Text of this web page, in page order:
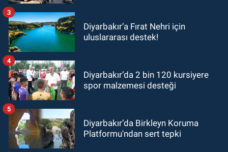
Diyarbakır’a Fırat Nehri için
uluslararası destek!
3
Diyarbakır’da 2 bin 120 kursiyere
spor malzemesi desteği
4
Diyarbakır’da Birkleyn Koruma
Platformu'ndan sert tepki
5